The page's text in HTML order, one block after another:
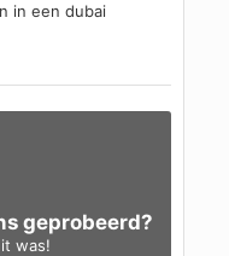
in een dubai
geprobeerd?
was!